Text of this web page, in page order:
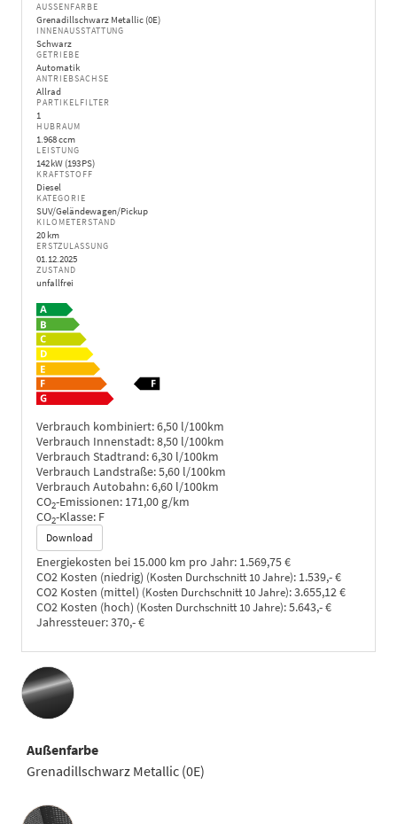
AUSSENFARBE
Grenadillschwarz Metallic (0E)
INNENAUSSTATTUNG
Schwarz
GETRIEBE
Automatik
ANTRIEBSACHSE
Allrad
PARTIKELFILTER
1
HUBRAUM
1.968 ccm
LEISTUNG
142 kW (193 PS)
KRAFTSTOFF
Diesel
KATEGORIE
SUV/Geländewagen/Pickup
KILOMETERSTAND
20 km
ERSTZULASSUNG
01.12.2025
ZUSTAND
unfallfrei
Verbrauch kombiniert:6,50 l/100km
Verbrauch Innenstadt:8,50 l/100km
Verbrauch Stadtrand:6,30 l/100km
Verbrauch Landstraße:5,60 l/100km
Verbrauch Autobahn:6,60 l/100km
CO2-Emissionen: 171,00 g/km
CO2-Klasse: F
Download
Energiekosten bei 15.000 km pro Jahr: 1.569,75 €
CO2 Kosten (niedrig) (Kosten Durchschnitt 10 Jahre): 1.539,- €
CO2 Kosten (mittel) (Kosten Durchschnitt 10 Jahre):3.655,12 €
CO2 Kosten (hoch) (Kosten Durchschnitt 10 Jahre):5.643,- €
Jahressteuer:370,- €
Außenfarbe
Grenadillschwarz Metallic (0E)
Innenausstattung